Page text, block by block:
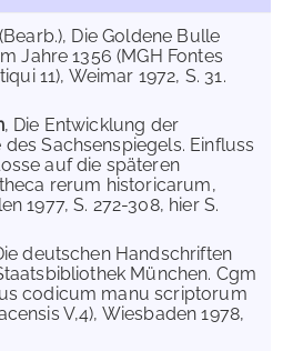
(Bearb.), Die Goldene Bulle
Jahre 1356 (MGH Fontes
11), Weimar 1972, S. 31.
, Die Entwicklung der
Sachsenspiegels. Einfluss
auf die späteren
rerum historicarum,
1977, S. 272-308, hier S.
deutschen Handschriften
München. Cgm
codicum manu scriptorum
V,4), Wiesbaden 1978,